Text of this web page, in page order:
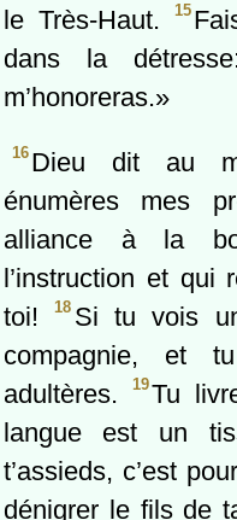
le Très-Haut.
15
dans la
m’honoreras.»
16 Dieu dit au
énumères mes
alliance à la
l’instruction et qui
toi!18 Si tu vois
compagnie, et
adultères.
19Tu
langue est un
t’assieds, c’est
dénigrer le fils de